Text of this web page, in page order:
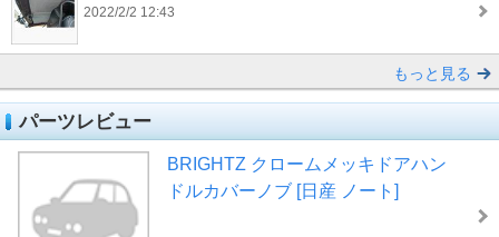
2022/2/2 12:43
もっと見る
パーツレビュー
BRIGHTZ クロームメッキドアハン
ドルカバーノブ [日産 ノート]